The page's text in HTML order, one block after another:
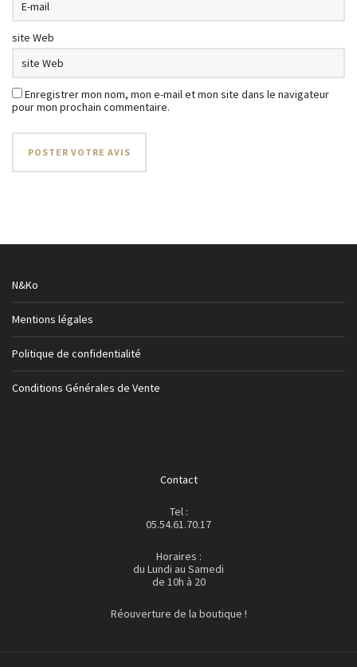
site Web
Enregistrer mon nom, mon e-mail et mon site dans le navigateur
pour mon prochain commentaire.
N&Ko
Mentions légales
Politique de confidentialité
Conditions Générales de Vente
Contact
Tel :
05.54.61.70.17
Horaires :
du Lundi au Samedi
de 10h à 20
Réouverture de la boutique !